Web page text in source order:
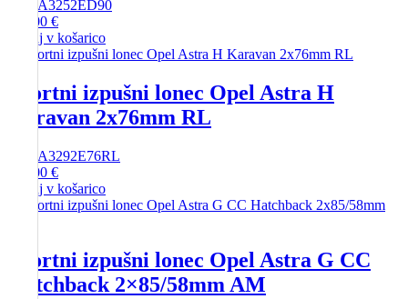
A3252ED90
200,00 €
Dodaj v košarico
Športni izpušni lonec Opel Astra H
Karavan 2x76mm RL
A3292E76RL
292,00 €
Dodaj v košarico
Športni izpušni lonec Opel Astra G CC
Hatchback 2×85/58mm AM